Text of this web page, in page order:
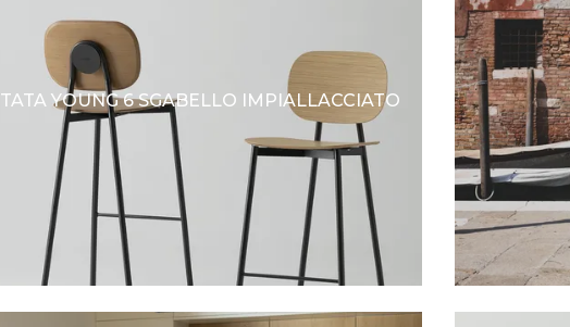
TATA YOUNG 6 SGABELLO IMPIALLACCIATO